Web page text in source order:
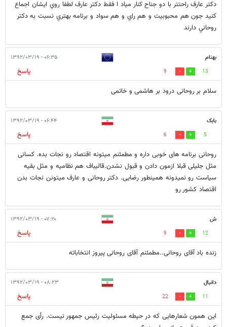
دكتر عارف راحتتر با دو جناح كنار مياد ا فقط دكتر عارف لطفا روي ايشان اجماع
كنيد جون هم محبوبيت و هم راي و هم سواد و برنامه بهتري نسبت به دكتر
روحاني دارند
بهنام ۰۶:۳۵ - ۱۳۹۲/۰۳/۱۹
13
9
پاسخ
سلام بر روحانی درود بر هاشمی و خاتمی
بابک ۰۶:۴۴ - ۱۳۹۲/۰۳/۱۹
5
6
پاسخ
روحانی برنامه های خوبی داره و مطمئنم میتونه اقتصاد رو نجات بده. کسانی
مثل جلیلی قبلا ازمون دادن و قبول نشدن.قالیباف هم نظامیه و مثل بقیه
سیاست رو نمیدونه همینطور رضایی. دکتر روحانی و عارف میتونن نجات بدن
اقتصاد کشور رو
ش ۰۷:۲۰ - ۱۳۹۲/۰۳/۱۹
12
9
پاسخ
زنده باد آقای روحانی..مطمئنم آقای روحانی پیروز انتخاباته
دانیال ۰۸:۲۳ - ۱۳۹۲/۰۳/۱۹
11
22
پاسخ
این همون شعارهایی که در حیطه مسئولیت رئیس جمهور نیست. رأی جمع